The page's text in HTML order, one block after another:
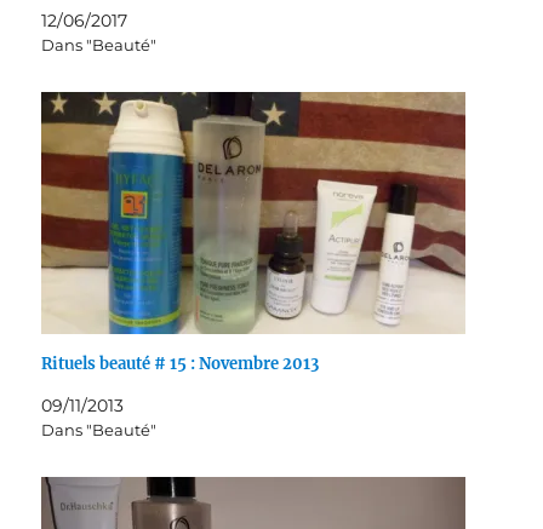
12/06/2017
Dans "Beauté"
Rituels beauté # 15 : Novembre 2013
09/11/2013
Dans "Beauté"